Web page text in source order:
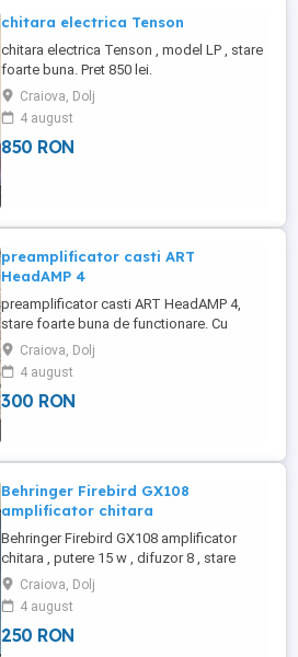
chitara electrica Tenson
chitara electrica Tenson , model LP , stare
foarte buna. Pret 850 lei.
Craiova, Dolj
4 august
850 RON
preamplificator casti ART
HeadAMP 4
preamplificator casti ART HeadAMP 4,
stare foarte buna de functionare. Cu
alimentator. Pret 300 lei.
Craiova, Dolj
4 august
300 RON
Behringer Firebird GX108
amplificator chitara
Behringer Firebird GX108 amplificator
chitara , putere 15 w , difuzor 8 , stare
foarte buna de functionare. Pret 250 lei.
Craiova, Dolj
4 august
250 RON